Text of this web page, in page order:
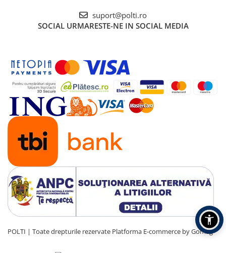
suport@polti.ro
SOCIAL URMARESTE-NE IN SOCIAL MEDIA
POLTI | Toate drepturile rezervate Platforma E-commerce by Gomag